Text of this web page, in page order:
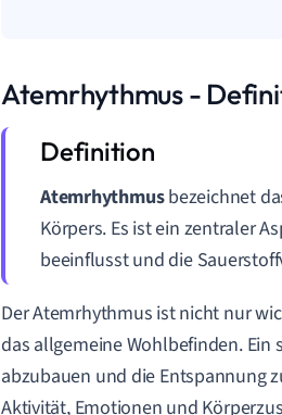
Atemrhythmus -
Atemrhythmusbezeichnet
Körpers. Es ist ein zentraler
beeinflusst und die
Der Atemrhythmus ist nicht nur
das allgemeine Wohlbefinden.
abzubauen und die Entspannung
Aktivität, Emotionen und